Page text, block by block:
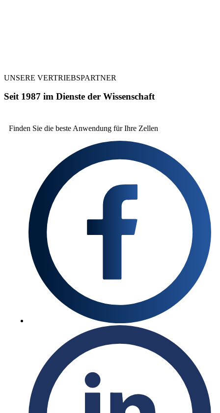
UNSERE VERTRIEBSPARTNER
Seit 1987 im Dienste der Wissenschaft
Finden Sie die beste Anwendung für Ihre Zellen